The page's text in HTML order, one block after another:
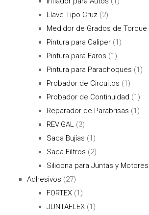
Llave Tipo Cruz (2)
Medidor de Grados de Torque
Pintura para Caliper (1)
Pintura para Faros (1)
Pintura para Parachoques (1)
Probador de Circuitos (1)
Probador de Continuidad (1)
Reparador de Parabrisas (1)
REVIGAL
(3)
Saca Bujías (1)
Saca Filtros (2)
Silicona para Juntas y Motores
Adhesivos (27)
FORTEX (1)
JUNTAFLEX (1)